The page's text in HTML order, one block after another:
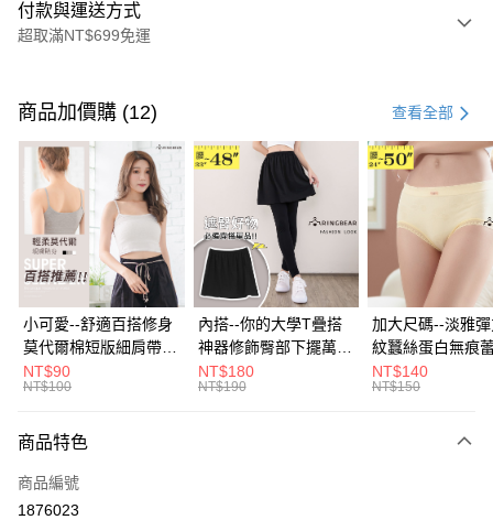
付款與運送方式
超取滿NT$699免運
信用卡一次付款
超商取貨付款
LINE Pay
Apple Pay
街口支付
悠遊付
Google Pay
全盈+PAY
大哥付你分期
【大哥付你分期使用說明】
1.本服務由台灣大哥大提供，台灣大哥大用戶可立即使用無須另外申請。
AFTEE先享後付
商品加價購 (12) 查看全部
小可愛--舒適百搭修身
莫代爾棉短版細肩帶素
色背心(白.黑.灰L-2L)-
U582眼圈熊中大尺碼
NT$90
NT$100
內搭--你的大學T疊搭
神器修飾臀部下擺萬用
內搭裙/遮臀裙(黑2L-
6L)-Q155眼圈熊中大
NT$180
NT$190
加大尺碼--淡雅
紋蠶絲蛋白無痕
角內褲(白.粉.藍.
3L)-L28眼圈熊中
NT$140
NT$150
商品特色
商品編號
1876023